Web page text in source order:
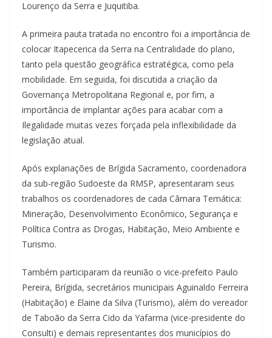
Lourenço da Serra e Juquiti­ba.
A primeira pauta tratada no encontro foi a importância de
colocar Itapecerica da Ser­ra na Centralidade do plano,
tanto pela questão geográfica estratégica, como pela
mobi­lidade. Em seguida, foi discu­tida a criação da
Governança Metropolitana Regional e, por fim, a
importância de implan­tar ações para acabar com a
Ilegalidade muitas vezes for­çada pela inflexibilidade da
legislação atual.
Após explanações de Brígi­da Sacramento, coordena­dora
da sub-região Sudoeste da RMSP, apresentaram seus
trabalhos os coordenadores de cada Câmara Temática:
Mine­ração, Desenvolvimento Eco­nômico, Segurança e
Política Contra as Drogas, Habitação, Meio Ambiente e
Turismo.
Também participaram da reu­nião o vice-prefeito Paulo
Pereira, Brígida, secretários municipais Aguinaldo Ferrei­ra
(Habitação) e Elaine da Sil­va (Turismo), além do verea­dor
de Taboão da Serra Cido da Yafarma (vice-presidente do
Consulti) e demais repre­sentantes dos municípios do